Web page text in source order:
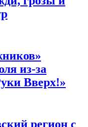
из-за
Вверх!»
регион с